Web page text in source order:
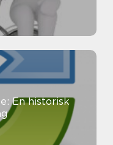
En historisk